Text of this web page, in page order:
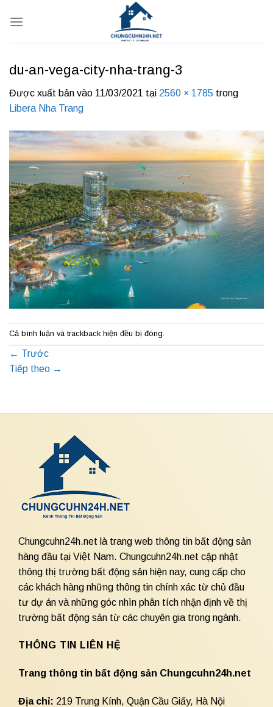
qua
du-an-vega-city-nha-trang-3
Được xuất bản vào 11/03/2021 tại 2560 × 1785 trong
Libera Nha Trang
Cả bình luận và trackback hiện đều bị đóng.
← Trước
Tiếp theo →
Chungcuhn24h.net là trang web thông tin bất động sản
hàng đầu tại Việt Nam. Chungcuhn24h.net cập nhật
thông thị trường bất động sản hiện nay, cung cấp cho
các khách hàng những thông tin chính xác từ chủ đầu
tư dự án và những góc nhìn phân tích nhận định về thị
trường bất động sản từ các chuyên gia trong ngành.
THÔNG TIN LIÊN HỆ
Trang thông tin bất động sản Chungcuhn24h.net
Địa chỉ: 219 Trung Kính, Quận Cầu Giấy, Hà Nội